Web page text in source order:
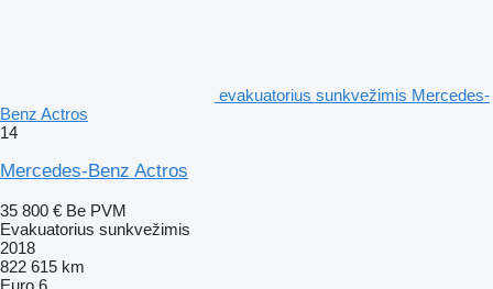
evakuatorius sunkvežimis Mercedes-
Benz Actros
14
Mercedes-Benz Actros
35 800 € Be PVM
Evakuatorius sunkvežimis
2018
822 615 km
Euro 6